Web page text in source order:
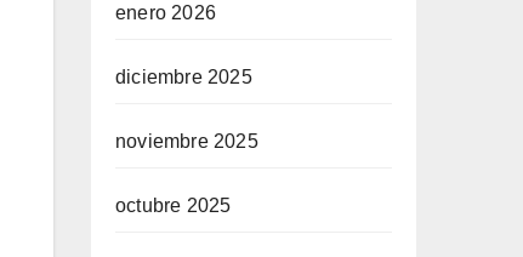
enero 2026
diciembre 2025
noviembre 2025
octubre 2025